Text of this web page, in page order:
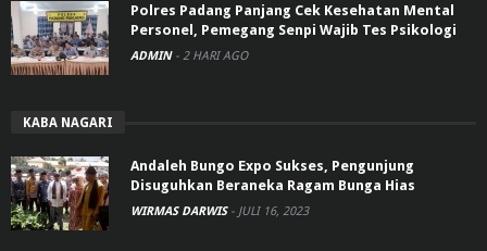
Polres Padang Panjang Cek Kesehatan Mental
Personel, Pemegang Senpi Wajib Tes Psikologi
ADMIN - 2 HARI AGO
KABA NAGARI
Andaleh Bungo Expo Sukses, Pengunjung
Disuguhkan Beraneka Ragam Bunga Hias
WIRMAS DARWIS - JULI 16, 2023